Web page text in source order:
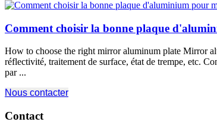
Comment choisir la bonne plaque
How to choose the right mirror aluminum plate Mirror
réflectivité, traitement de surface, état de trempe, etc.
par ...
Nous contacter
Contact